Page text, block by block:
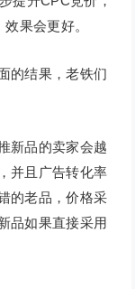
果会更好。
的结果，老铁们
新品的卖家会越
并且广告转化率
的老品，价格采
品如果直接采用